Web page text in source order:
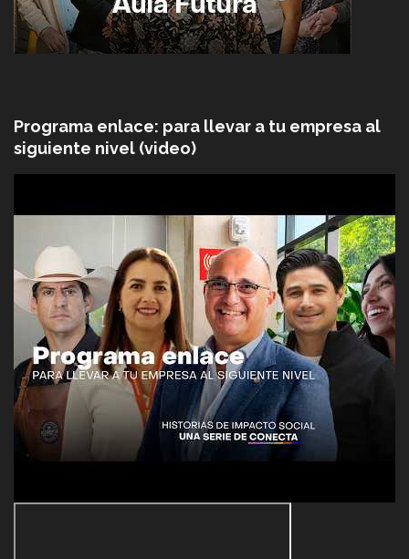
Programa enlace: para llevar a tu empresa al
siguiente nivel (video)